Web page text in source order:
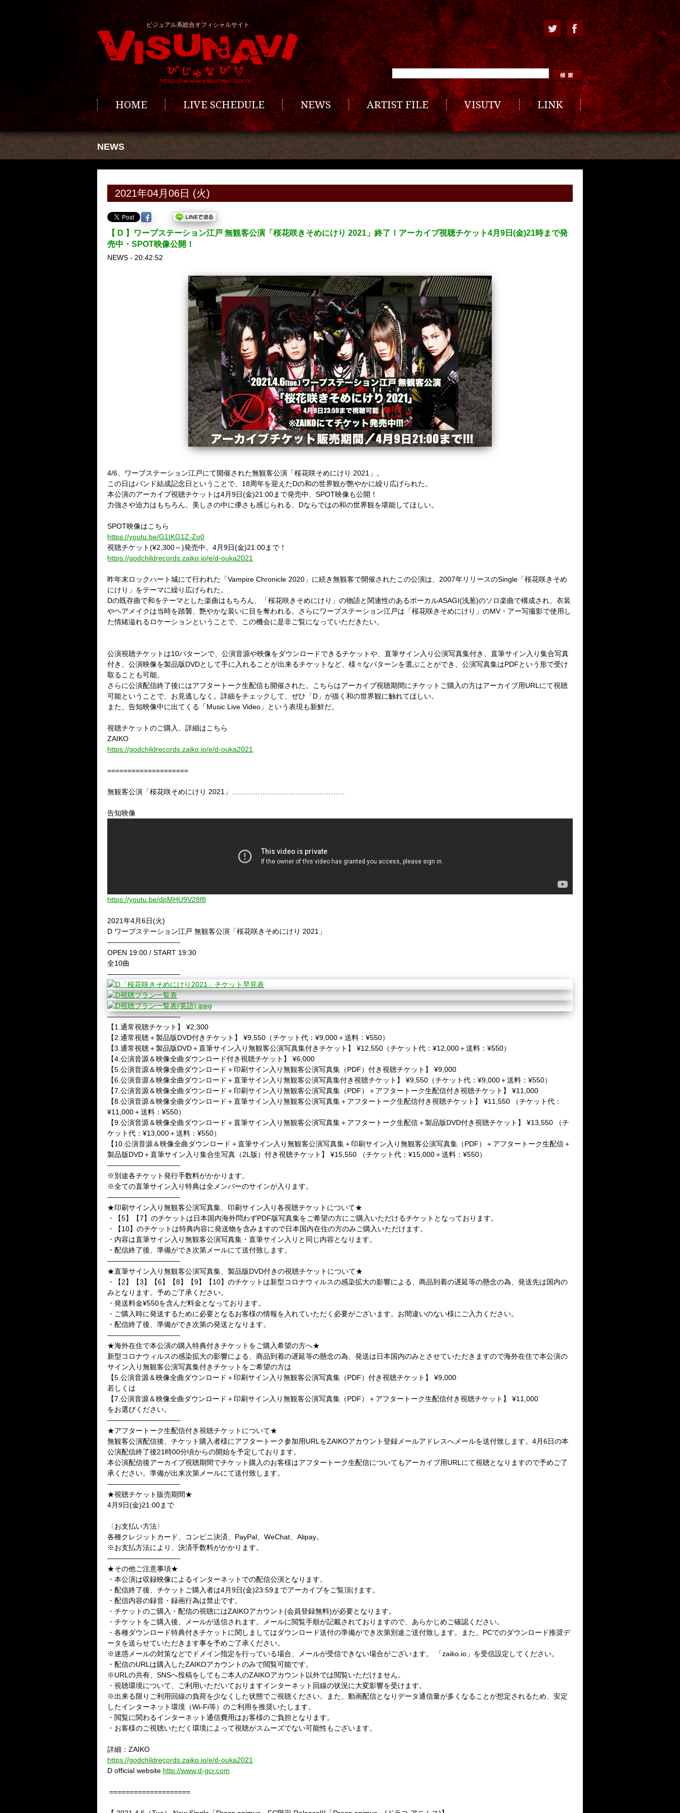
ビジュアル系総合オフィシャルサイト
HOME LIVE SCHEDULE NEWS ARTIST FILE VISUTV LINK
NEWS
2021年04月06日 (火)
【 D 】ワープステーション江戸 無観客公演「桜花咲きそめにけり 2021」終了！アーカイブ視聴チケット4月9日(金)21時まで発
売中・SPOT映像公開！
NEWS - 20:42:52
4/6、ワープステーション江戸にて開催された無観客公演「桜花咲そめにけり 2021」。
この日はバンド結成記念日ということで、18周年を迎えたDの和の世界観が艶やかに繰り広げられた。
本公演のアーカイブ視聴チケットは4月9日(金)21:00まで発売中、SPOT映像も公開！
力強さや迫力はもちろん、美しさの中に儚さも感じられる、Dならではの和の世界観を堪能してほしい。
SPOT映像はこちら
https://youtu.be/G1IKG1Z-Zo0
視聴チケット(¥2,300～)発売中、4月9日(金)21:00まで！
https://godchildrecords.zaiko.io/e/d-ouka2021
昨年末ロックハート城にて行われた「Vampire Chronicle 2020」に続き無観客で開催されたこの公演は、2007年リリースのSingle「桜花咲きそめ
にけり」をテーマに繰り広げられた。
Dの既存曲で和をテーマとした楽曲はもちろん、「桜花咲きそめにけり」の物語と関連性のあるボーカルASAGI(浅葱)のソロ楽曲で構成され、衣装
やヘアメイクは当時を踏襲、艶やかな装いに目を奪われる。さらにワープステーション江戸は「桜花咲きそめにけり」のMV・アー写撮影で使用し
た情緒溢れるロケーションということで、この機会に是非ご覧になっていただきたい。
公演視聴チケットは10パターンで、公演音源や映像をダウンロードできるチケットや、直筆サイン入り公演写真集付き、直筆サイン入り集合写真
付き、公演映像を製品版DVDとして手に入れることが出来るチケットなど、様々なパターンを選ぶことができ、公演写真集はPDFという形で受け
取ることも可能。
さらに公演配信終了後にはアフタートーク生配信も開催された。こちらはアーカイブ視聴期間にチケットご購入の方はアーカイブ用URLにて視聴
可能ということで、お見逃しなく。詳細をチェックして、ぜひ「D」が描く和の世界観に触れてほしい。
また、告知映像中に出てくる「Music Live Video」という表現も新鮮だ。
視聴チケットのご購入、詳細はこちら
ZAIKO
https://godchildrecords.zaiko.io/e/d-ouka2021
====================
無観客公演「桜花咲そめにけり 2021」…………………………………………
告知映像
https://youtu.be/dpMHU9V28f8
2021年4月6日(火)
D ワープステーション江戸 無観客公演「桜花咲きそめにけり 2021」
——————————-
OPEN 19:00 / START 19:30
全10曲
——————————-
——————————-
【1.通常視聴チケット】 ¥2,300
【2.通常視聴＋製品版DVD付きチケット】 ¥9,550（チケット代：¥9,000＋送料：¥550）
【3.通常視聴＋製品版DVD＋直筆サイン入り無観客公演写真集付きチケット】 ¥12,550（チケット代：¥12,000＋送料：¥550）
【4.公演音源＆映像全曲ダウンロード付き視聴チケット】 ¥6,000
【5.公演音源＆映像全曲ダウンロード＋印刷サイン入り無観客公演写真集（PDF）付き視聴チケット】 ¥9,000
【6.公演音源＆映像全曲ダウンロード＋直筆サイン入り無観客公演写真集付き視聴チケット】 ¥9,550（チケット代：¥9,000＋送料：¥550）
【7.公演音源＆映像全曲ダウンロード＋印刷サイン入り無観客公演写真集（PDF）＋アフタートーク生配信付き視聴チケット】 ¥11,000
【8.公演音源＆映像全曲ダウンロード＋直筆サイン入り無観客公演写真集＋アフタートーク生配信付き視聴チケット】 ¥11,550 （チケット代：
¥11,000＋送料：¥550）
【9.公演音源＆映像全曲ダウンロード＋直筆サイン入り無観客公演写真集＋アフタートーク生配信＋製品版DVD付き視聴チケット】 ¥13,550 （チ
ケット代：¥13,000＋送料：¥550）
【10.公演音源＆映像全曲ダウンロード＋直筆サイン入り無観客公演写真集＋印刷サイン入り無観客公演写真集（PDF）＋アフタートーク生配信＋
製品版DVD＋直筆サイン入り集合生写真（2L版）付き視聴チケット】 ¥15,550 （チケット代：¥15,000＋送料：¥550）
——————————-
※別途各チケット発行手数料がかかります。
※全ての直筆サイン入り特典は全メンバーのサインが入ります。
——————————-
★印刷サイン入り無観客公演写真集、印刷サイン入り各視聴チケットについて★
・【5】【7】のチケットは日本国内海外問わずPDF版写真集をご希望の方にご購入いただけるチケットとなっております。
・【10】のチケットは特典内容に発送物を含みますので日本国内在住の方のみご購入いただけます。
・内容は直筆サイン入り無観客公演写真集・直筆サイン入りと同じ内容となります。
・配信終了後、準備ができ次第メールにて送付致します。
——————————-
★直筆サイン入り無観客公演写真集、製品版DVD付きの視聴チケットについて★
・【2】【3】【6】【8】【9】【10】のチケットは新型コロナウィルスの感染拡大の影響による、商品到着の遅延等の懸念の為、発送先は国内の
みとなります。予めご了承ください。
・発送料金¥550を含んだ料金となっております。
・ご購入時に発送するために必要となるお客様の情報を入れていただく必要がございます。お間違いのない様にご入力ください。
・配信終了後、準備ができ次第の発送となります。
——————————-
★海外在住で本公演の購入特典付きチケットをご購入希望の方へ★
新型コロナウィルスの感染拡大の影響による、商品到着の遅延等の懸念の為、発送は日本国内のみとさせていただきますので海外在住で本公演の
サイン入り無観客公演写真集付きチケットをご希望の方は
【5.公演音源＆映像全曲ダウンロード＋印刷サイン入り無観客公演写真集（PDF）付き視聴チケット】 ¥9,000
若しくは
【7.公演音源＆映像全曲ダウンロード＋印刷サイン入り無観客公演写真集（PDF）＋アフタートーク生配信付き視聴チケット】 ¥11,000
をお選びください。
——————————-
★アフタートーク生配信付き視聴チケットについて★
無観客公演配信後、チケット購入者様にアフタートーク参加用URLをZAIKOアカウント登録メールアドレスへメールを送付致します。4月6日の本
公演配信終了後21時00分頃からの開始を予定しております。
本公演配信後アーカイブ視聴期間でチケット購入のお客様はアフタートーク生配信についてもアーカイブ用URLにて視聴となりますので予めご了
承ください。準備が出来次第メールにて送付致します。
——————————-
★視聴チケット販売期間★
4月9日(金)21:00まで
〈お支払い方法〉
各種クレジットカード、コンビニ決済、PayPal、WeChat、Alipay。
※お支払方法により、決済手数料がかかります。
——————————-
★その他ご注意事項★
・本公演は収録映像によるインターネットでの配信公演となります。
・配信終了後、チケットご購入者は4月9日(金)23:59までアーカイブをご覧頂けます。
・配信内容の録音・録画行為は禁止です。
・チケットのご購入・配信の視聴にはZAIKOアカウント(会員登録無料)が必要となります。
・チケットをご購入後、メールが送信されます。メールに閲覧手順が記載されておりますので、あらかじめご確認ください。
・各種ダウンロード特典付きチケットに関しましてはダウンロード送付の準備ができ次第別途ご送付致します。また、PCでのダウンロード推奨デ
ータを送らせていただきます事を予めご了承ください。
※迷惑メールの対策などでドメイン指定を行っている場合、メールが受信できない場合がございます。 「zaiko.io」を受信設定してください。
・配信のURLは購入したZAIKOアカウントのみで閲覧可能です。
※URLの共有、SNSへ投稿をしてもご本人のZAIKOアカウント以外では閲覧いただけません。
・視聴環境について、ご利用いただいておりますインターネット回線の状況に大変影響を受けます。
※出来る限りご利用回線の負荷を少なくした状態でご視聴ください。また、動画配信となりデータ通信量が多くなることが想定されるため、安定
したインターネット環境（Wi-Fi等）のご利用を推奨いたします。
・閲覧に関わるインターネット通信費用はお客様のご負担となります。
・お客様のご視聴いただく環境によって視聴がスムーズでない可能性もございます。
詳細：ZAIKO
https://godchildrecords.zaiko.io/e/d-ouka2021
D official website http://www.d-gcr.com
====================